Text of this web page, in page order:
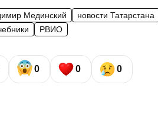
Мединский новости Татарстана
РВИО
0 0 0